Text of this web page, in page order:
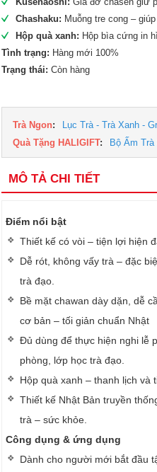
Chashaku: Muỗng tre cong –
Hộp quà xanh: Hộp bìa cứng in
Tình trạng: Hàng mới 100%
Trạng thái:Còn hàng
Trà Ngon: Lục Trà - Trà Xanh -
Quà Tặng HALIGIFT: Bộ Ấm Trà
MÔ TẢ CHI TIẾT
Điểm nổi bật
Thiết kế có vòi – tiện lợi hiện
Dễ rót, không vấy trà – đặc
trà đạo.
Bề mặt chawan dày dặn, dễ
cơ bản – tối giản chuẩn Nhật
Đủ dùng để thực hiện nghi lễ
phòng, lớp học trà đạo.
Hộp quà xanh – thanh lịch và
Thiết kế Nhật Bản truyền
trà – sức khỏe.
Công dụng & ứng dụng
Dành cho người mới bắt đầu